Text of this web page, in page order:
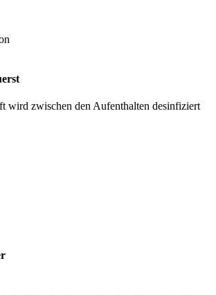
wird zwischen den Aufenthalten desinfiziert